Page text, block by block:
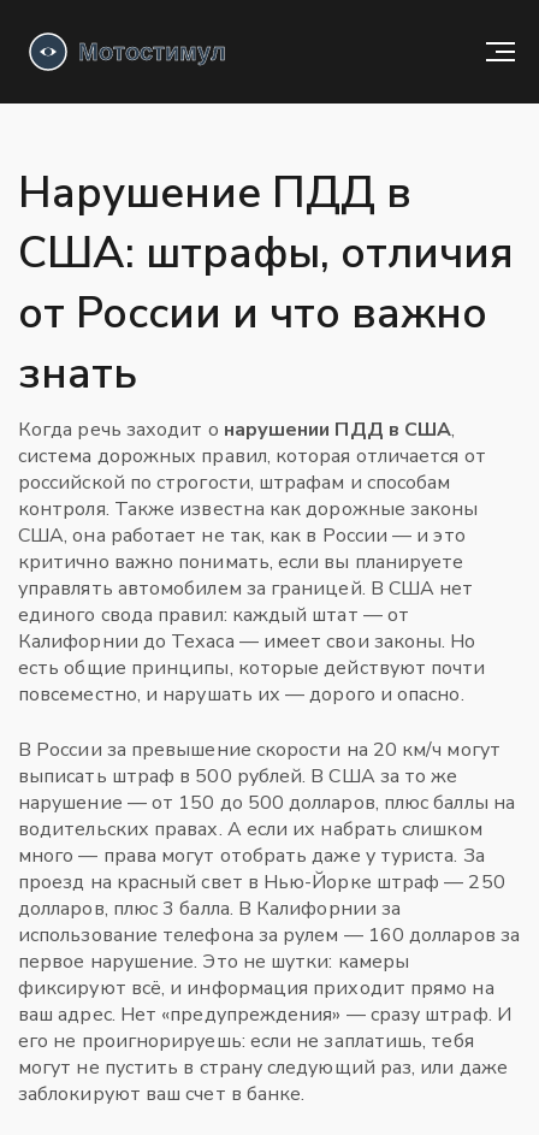
Нарушение ПДД в
США: штрафы, отличия
от России и что важно
знать
Когда речь заходит о нарушении ПДД в США,
система дорожных правил, которая отличается от
российской по строгости, штрафам и способам
контроля. Также известна какдорожные законы
США, она работает не так, как в России — и это
критично важно понимать, если вы планируете
управлять автомобилем за границей. В США нет
единого свода правил: каждый штат — от
Калифорнии до Техаса — имеет свои законы. Но
есть общие принципы, которые действуют почти
повсеместно, и нарушать их — дорого и опасно.
В России за превышение скорости на 20 км/ч могут
выписать штраф в 500 рублей. В США за то же
нарушение — от 150 до 500 долларов, плюс баллы на
водительских правах. А если их набрать слишком
много — права могут отобрать даже у туриста. За
проезд на красный свет в Нью-Йорке штраф — 250
долларов, плюс 3 балла. В Калифорнии за
использование телефона за рулем — 160 долларов за
первое нарушение. Это не шутки: камеры
фиксируют всё, и информация приходит прямо на
ваш адрес. Нет «предупреждения» — сразу штраф. И
его не проигнорируешь: если не заплатишь, тебя
могут не пустить в страну следующий раз, или даже
заблокируют ваш счет в банке.